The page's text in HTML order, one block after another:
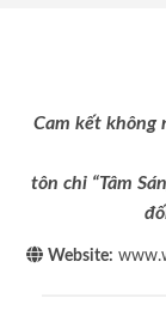
Cam kết không
tôn chỉ “Tâm
Website: